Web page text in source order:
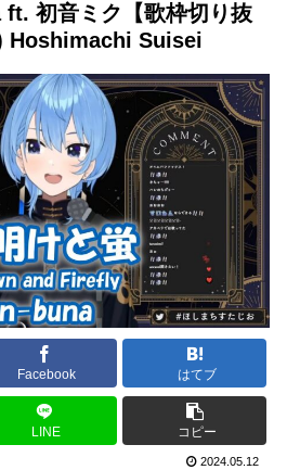
初音ミク【歌枠切り抜
Hoshimachi Suisei
Facebook はてブ
LINE コピー
2024.05.12